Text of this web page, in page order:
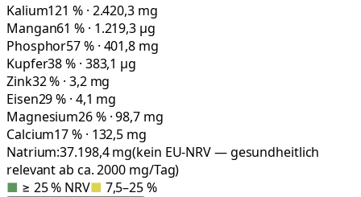
Kalium121 % · 2.420,3 mg
Mangan61 % · 1.219,3 µg
Phosphor57 % · 401,8 mg
Kupfer38 % · 383,1 µg
Zink32 % · 3,2 mg
Eisen29 % · 4,1 mg
Magnesium26 % · 98,7 mg
Calcium17 % · 132,5 mg
Natrium:37.198,4mg(kein EU-NRV — gesundheitlich
relevant ab ca. 2000 mg/Tag)
■ ≥ 25 % NRV■ 7,5–25 %